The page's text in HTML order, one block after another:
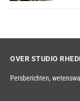
OVER STUDIO
Persberichten,